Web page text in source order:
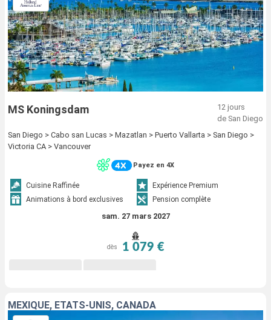
MS Koningsdam
12 jours
de San Diego
San Diego > Cabo san Lucas > Mazatlan > Puerto Vallarta > San Diego >
Victoria CA > Vancouver
Payez en 4X
Cuisine Raffinée
Expérience Premium
Animations à bord exclusives
Pension complète
sam. 27 mars 2027
dès 1 079 €
MEXIQUE, ÉTATS-UNIS, CANADA